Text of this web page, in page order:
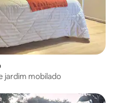
jardim mobilado